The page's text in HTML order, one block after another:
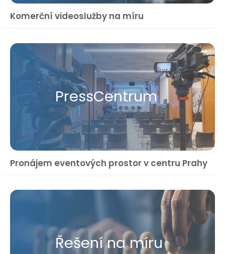
Komerční videoslužby na míru
Press​Centrum
Pronájem eventových prostor v centru Prahy
Řešení na míru